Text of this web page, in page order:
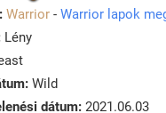
Warrior - Warrior lapok
Lény
Wild
dátum: 2021.06.03